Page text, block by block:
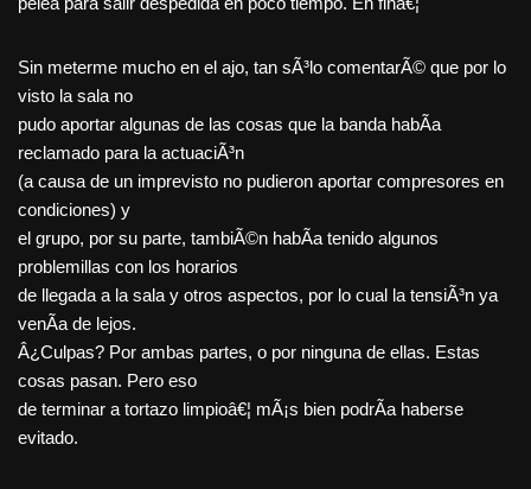
Sin meterme mucho en el ajo, tan sÃ³lo comentarÃ© que por lo
visto la sala no
pudo aportar algunas de las cosas que la banda habÃ­a
reclamado para la actuaciÃ³n
(a causa de un imprevisto no pudieron aportar compresores en
condiciones) y
el grupo, por su parte, tambiÃ©n habÃ­a tenido algunos
problemillas con los horarios
de llegada a la sala y otros aspectos, por lo cual la tensiÃ³n ya
venÃ­a de lejos.
Â¿Culpas? Por ambas partes, o por ninguna de ellas. Estas
cosas pasan. Pero eso
de terminar a tortazo limpioâ€¦ mÃ¡s bien podrÃ­a haberse
evitado.